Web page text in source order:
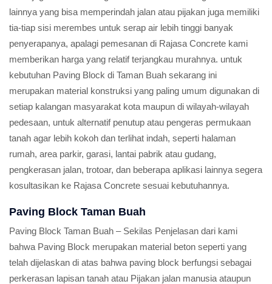
lainnya yang bisa memperindah jalan atau pijakan juga memiliki
tia-tiap sisi merembes untuk serap air lebih tinggi banyak
penyerapanya, apalagi pemesanan di Rajasa Concrete kami
memberikan harga yang relatif terjangkau murahnya. untuk
kebutuhan Paving Block di Taman Buah sekarang ini
merupakan material konstruksi yang paling umum digunakan di
setiap kalangan masyarakat kota maupun di wilayah-wilayah
pedesaan, untuk alternatif penutup atau pengeras permukaan
tanah agar lebih kokoh dan terlihat indah, seperti halaman
rumah, area parkir, garasi, lantai pabrik atau gudang,
pengkerasan jalan, trotoar, dan beberapa aplikasi lainnya segera
kosultasikan ke Rajasa Concrete sesuai kebutuhannya.
Paving Block Taman Buah
Paving Block Taman Buah – Sekilas Penjelasan dari kami
bahwa Paving Block merupakan material beton seperti yang
telah dijelaskan di atas bahwa paving block berfungsi sebagai
perkerasan lapisan tanah atau Pijakan jalan manusia ataupun